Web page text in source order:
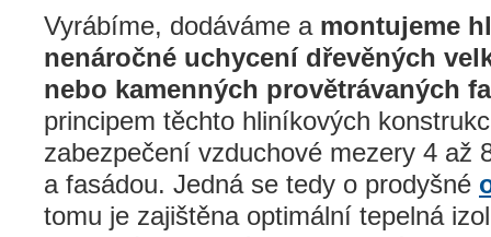
Vyrábíme, dodáváme a montujeme
nenáročné uchycení dřevěných
nebo kamenných provětrávaných
principem těchto hliníkových
zabezpečení vzduchové mezery 4 až
a fasádou. Jedná se tedy o prodyšné
tomu je zajištěna optimální tepelná